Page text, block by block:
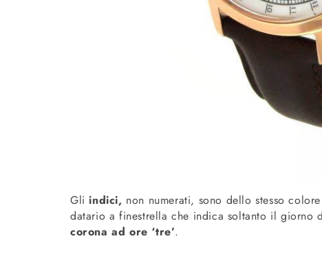
Gli indici, non numerati, sono dello stesso
datario a finestrella che indica soltanto il giorno
corona ad ore ‘tre’.